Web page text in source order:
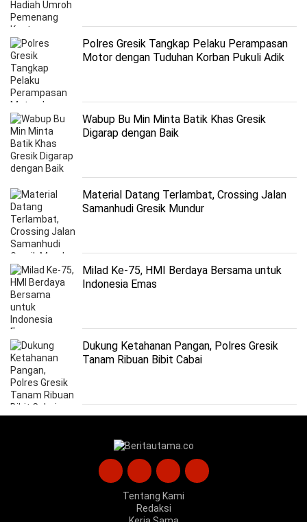
Polres Gresik Tangkap Pelaku Perampasan
Motor dengan Tuduhan Korban Pukuli Adik
Wabup Bu Min Minta Batik Khas Gresik
Digarap dengan Baik
Material Datang Terlambat, Crossing Jalan
Samanhudi Gresik Mundur
Milad Ke-75, HMI Berdaya Bersama untuk
Indonesia Emas
Dukung Ketahanan Pangan, Polres Gresik
Tanam Ribuan Bibit Cabai
Tentang Kami
Redaksi